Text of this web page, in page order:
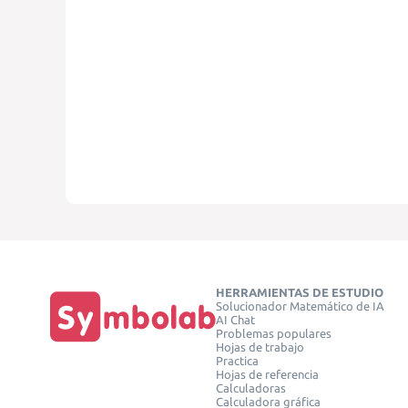
HERRAMIENTAS DE ESTUDIO
Solucionador Matemático de IA
AI Chat
Problemas populares
Hojas de trabajo
Practica
Hojas de referencia
Calculadoras
Calculadora gráfica